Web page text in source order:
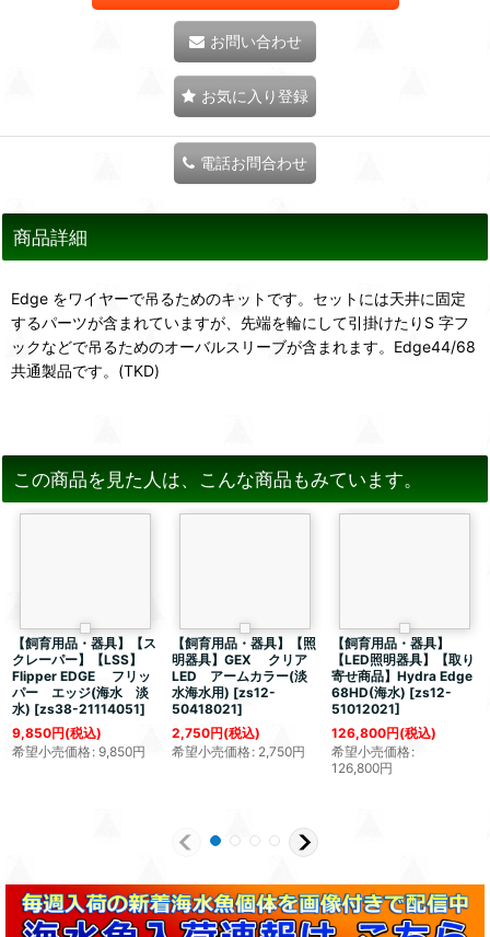
お問い合わせ
お気に入り登録
電話お問合わせ
商品詳細
Edge をワイヤーで吊るためのキットです。セットには天井に固定
するパーツが含まれていますが、先端を輪にして引掛けたりS 字フ
ックなどで吊るためのオーバルスリーブが含まれます。Edge44/68
共通製品です。(TKD)
この商品を見た人は、こんな商品もみています。
【飼育用品・器具】【ス
クレーパー】【LSS】
Flipper EDGE フリッ
パー エッジ(海水 淡
水) [zs38-21114051]
9,850円(税込)
希望小売価格: 9,850円
【飼育用品・器具】【照
明器具】GEX クリア
LED アームカラー(淡
水海水用) [zs12-
50418021]
2,750円(税込)
希望小売価格: 2,750円
【飼育用品・器具】
【LED照明器具】【取り
寄せ商品】Hydra Edge
68HD(海水) [zs12-
51012021]
126,800円(税込)
希望小売価格:
126,800円